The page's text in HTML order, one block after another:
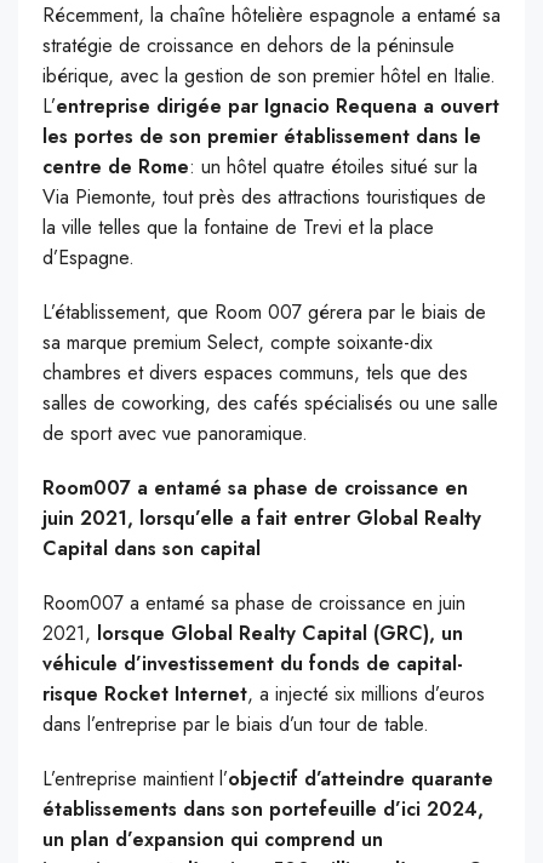
Récemment, la chaîne hôtelière espagnole a entamé sa
stratégie de croissance en dehors de la péninsule
ibérique, avec la gestion de son premier hôtel en Italie.
L’entreprise dirigée par Ignacio Requena a ouvert
les portes de son premier établissement dans le
centre de Rome: un hôtel quatre étoiles situé sur la
Via Piemonte, tout près des attractions touristiques de
la ville telles que la fontaine de Trevi et la place
d’Espagne.
L’établissement, que Room 007 gérera par le biais de
sa marque premium Select, compte soixante-dix
chambres et divers espaces communs, tels que des
salles de coworking, des cafés spécialisés ou une salle
de sport avec vue panoramique.
Room007 a entamé sa phase de croissance en
juin 2021, lorsqu’elle a fait entrer Global Realty
Capital dans son capital
Room007 a entamé sa phase de croissance en juin
2021, lorsque Global Realty Capital (GRC), un
véhicule d’investissement du fonds de capital-
risque Rocket Internet, a injecté six millions d’euros
dans l’entreprise par le biais d’un tour de table.
L’entreprise maintient l’objectif d’atteindre quarante
établissements dans son portefeuille d’ici 2024,
un plan d’expansion qui comprend un